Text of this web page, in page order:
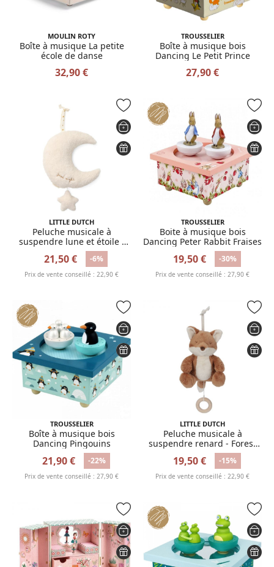
MOULIN ROTY
Boîte à musique La petite
école de danse
32,90 €
TROUSSELIER
Boîte à musique bois
Dancing Le Petit Prince
27,90 €
LITTLE DUTCH
Peluche musicale à
suspendre lune et étoile -
Newborn
21,50 € -6%
Prix de vente conseillé : 22,90 €
TROUSSELIER
Boite à musique bois
Dancing Peter Rabbit Fraises
19,50 € -30%
Prix de vente conseillé : 27,90 €
TROUSSELIER
Boîte à musique bois
Dancing Pingouins
21,90 € -22%
Prix de vente conseillé : 27,90 €
LITTLE DUTCH
Peluche musicale à
suspendre renard - Forest
Friends
19,50 € -15%
Prix de vente conseillé : 22,90 €